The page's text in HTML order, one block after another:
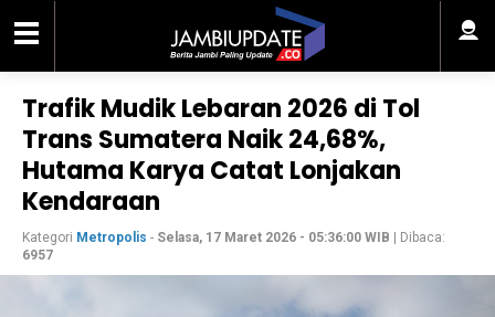
Trafik Mudik Lebaran 2026 di Tol
Trans Sumatera Naik 24,68%,
Hutama Karya Catat Lonjakan
Kendaraan
Kategori Metropolis - Selasa, 17 Maret 2026 - 05:36:00 WIB | Dibaca:
6957